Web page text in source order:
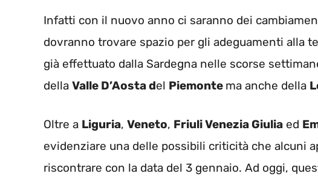
Infatti con il nuovo anno ci saranno dei
dovranno trovare spazio per gli adeguamenti alla
già effettuato dalla Sardegna nelle scorse
della Valle D’Aosta del Piemonte ma anche della
Oltre a Liguria, Veneto, Friuli Venezia Giulia ed
evidenziare una delle possibili criticità che alcuni
riscontrare con la data del 3 gennaio. Ad oggi,